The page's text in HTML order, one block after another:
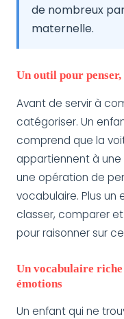
de nombreux
maternelle.
Un outil pour
Avant de servir à
catégoriser. Un
comprend que la
appartiennent à une
une opération de
vocabulaire. Plus
classer, comparer et
pour raisonner sur
Un vocabulaire
émotions
Un enfant qui ne